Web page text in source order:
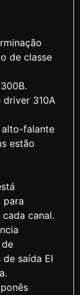
de classe
driver 310A
falante
estão
para
canal.
saída EI